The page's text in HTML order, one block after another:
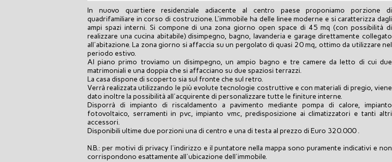
In nuovo quartiere residenziale adiacente al centro paese proponiamo porzione di
quadrifamiliare in corso di costruzione. L'immobile ha delle linee moderne e si caratterizza dagli
ampi spazi interni. Si compone di una zona giorno open space di 45 mq (con possibilità di
realizzare una cucina abitabile) disimpegno, bagno, lavanderia e garage direttamente collegato
all'abitazione. La zona giorno si affaccia su un pergolato di quasi 20 mq, ottimo da utilizzare nel
periodo estivo.
Al piano primo troviamo un disimpegno, un ampio bagno e tre camere da letto di cui due
matrimoniali e una doppia che si affacciano su due spaziosi terrazzi.
La casa dispone di scoperto sia sul fronte che sul retro.
Verrà realizzata utilizzando le più evolute tecnologie costruttive e con materiali di pregio, viene
dato inoltre la possibilità all'acquirente di personalizzare tutte le finiture interne.
Disporrà di impianto di riscaldamento a pavimento mediante pompa di calore, impianto
fotovoltaico, serramenti in pvc, impianto vmc, predisposizione ai climatizzatori e tanti altri
accessori.
Disponibili ultime due porzioni una di centro e una di testa al prezzo di Euro 320.000 .
N.B.: per motivi di privacy l'indirizzo e il puntatore nella mappa sono puramente indicativi e non
corrispondono esattamente all'ubicazione dell'immobile.